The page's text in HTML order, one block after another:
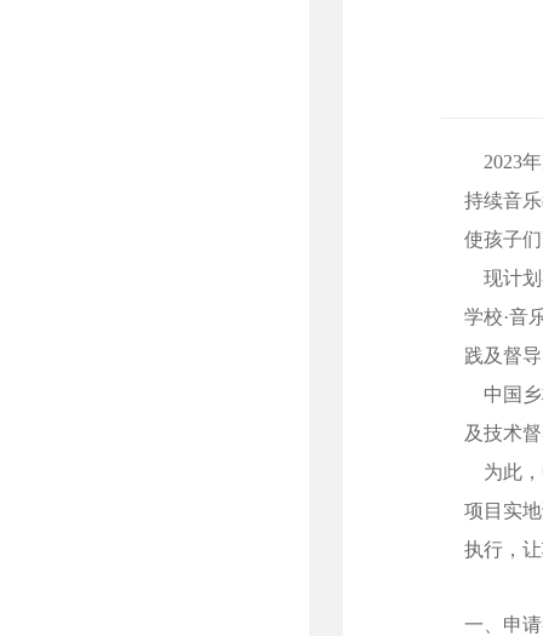
2023年
持续音
使孩子
现计划
学校·音
践及督
中国乡
及技术
为此，
项目实
执行，
一、申